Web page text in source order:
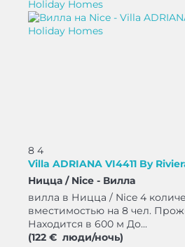
8 4
Villa ADRIANA VI4411 By
Ницца / Nice - Вилла
вилла в Ницца / Nice 4
вместимостью на 8 чел.
Находится в 600 м До...
(122 € люди/ночь)